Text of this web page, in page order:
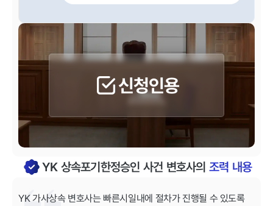
신청인용
YK 상속포기한정승인 사건 변호사의 조력 내용
YK 가사상속 변호사는 빠른시일내에 절차가 진행될 수 있도록